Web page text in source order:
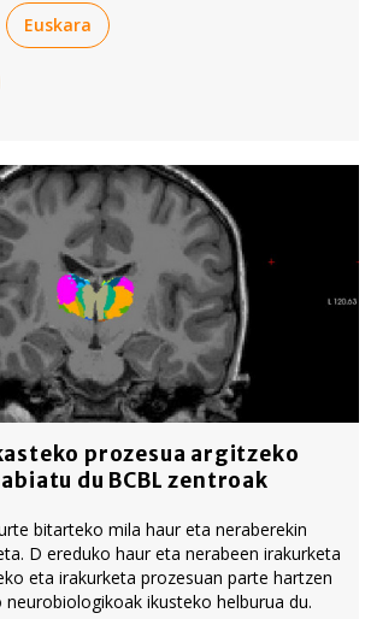
nahian herritarren osasuna
jaiak baino.
Euskara
prozesua argitzeko
du BCBL zentroak
bitarteko mila haur eta neraberekin
D ereduko haur eta nerabeen irakurketa
eta irakurketa prozesuan parte hartzen
ikusteko helburua du.